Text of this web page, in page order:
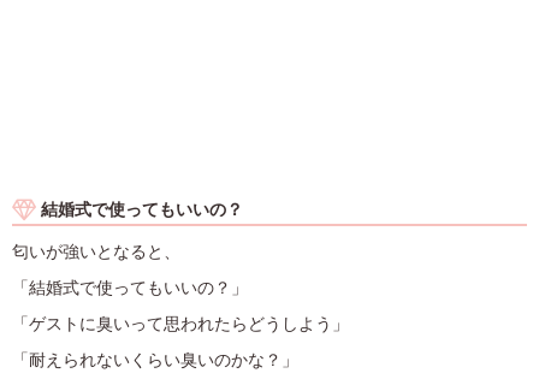
結婚式で使ってもいいの？
匂いが強いとなると、
「結婚式で使ってもいいの？」
「ゲストに臭いって思われたらどうしよう」
「耐えられないくらい臭いのかな？」